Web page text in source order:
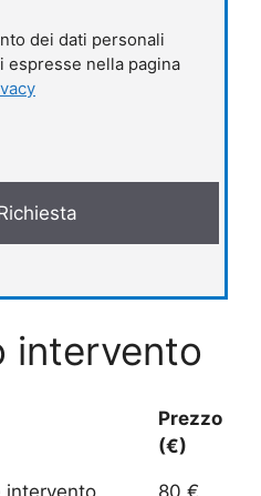
dei dati personali
espresse nella pagina
intervento
Prezzo
(€)